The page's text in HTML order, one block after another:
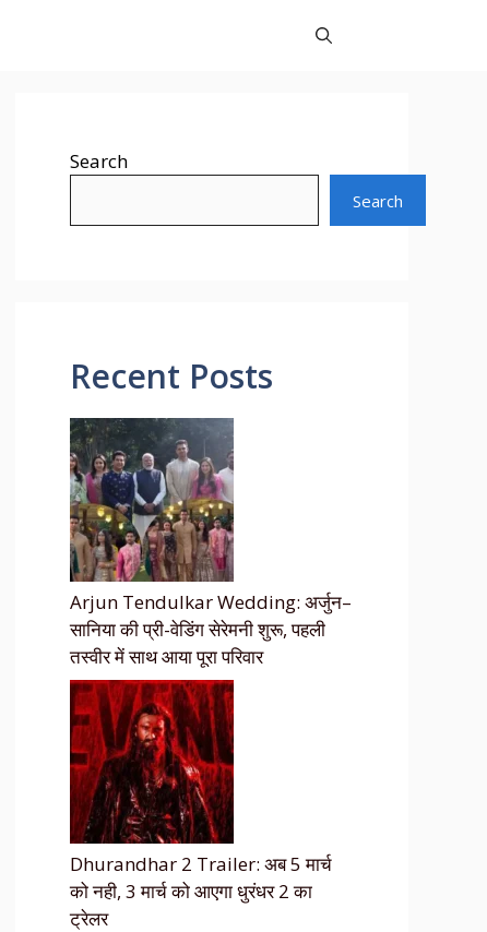
Search
Search
Recent Posts
Arjun Tendulkar Wedding: अर्जुन–
सानिया की प्री-वेडिंग सेरेमनी शुरू, पहली
तस्वीर में साथ आया पूरा परिवार
Dhurandhar 2 Trailer: अब 5 मार्च
को नही, 3 मार्च को आएगा धुरंधर 2 का
ट्रेलर